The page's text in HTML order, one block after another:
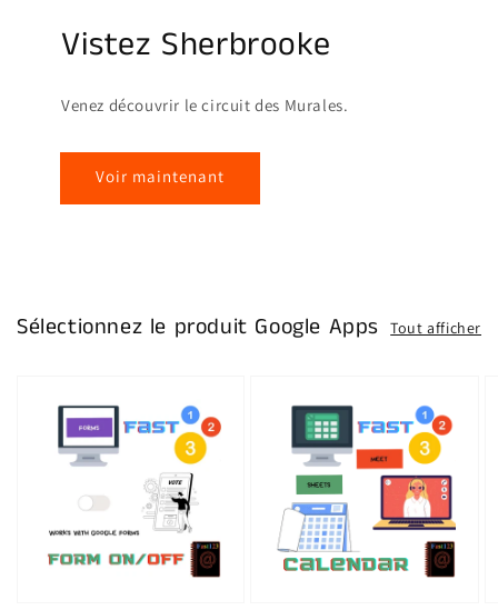
Vistez Sherbrooke
Venez découvrir le circuit des Murales.
Voir maintenant
Sélectionnez le produit Google Apps Tout afficher